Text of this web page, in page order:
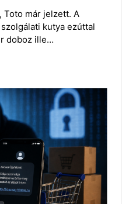
Toto már jelzett. A
kutya ezúttal
doboz ille…